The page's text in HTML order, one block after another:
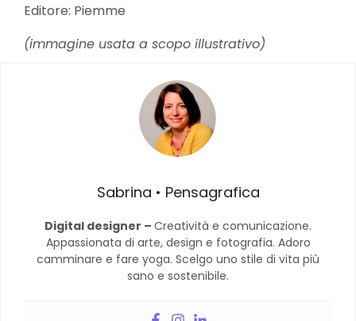
Editore: Piemme
(immagine usata a scopo illustrativo)
Sabrina • Pensagrafica
Digital designer – Creatività e comunicazione.
Appassionata di arte, design e fotografia. Adoro
camminare e fare yoga. Scelgo uno stile di vita più
sano e sostenibile.